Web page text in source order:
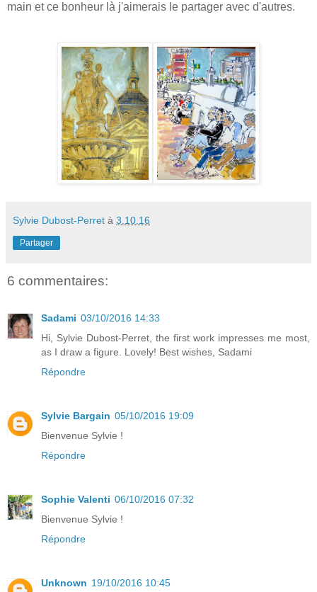
main et ce bonheur là j'aimerais le partager avec d'autres.
Sylvie Dubost-Perret à 3.10.16
Partager
6 commentaires:
Sadami 03/10/2016 14:33
Hi, Sylvie Dubost-Perret, the first work impresses me most,
as I draw a figure. Lovely! Best wishes, Sadami
Répondre
Sylvie Bargain 05/10/2016 19:09
Bienvenue Sylvie !
Répondre
Sophie Valenti 06/10/2016 07:32
Bienvenue Sylvie !
Répondre
Unknown 19/10/2016 10:45